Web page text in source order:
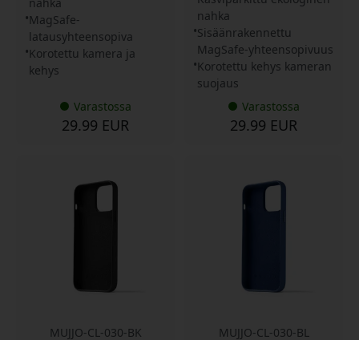
MagSafe-
latausyhteensopiva
Korotettu kamera ja
kehys
Varastossa
29.99 EUR
nahka
Sisäänrakennettu
MagSafe-yhteensopivuus
Korotettu kehys kameran
suojaus
Varastossa
29.99 EUR
MUJJO-CL-030-BK
MUJJO-CL-030-BL